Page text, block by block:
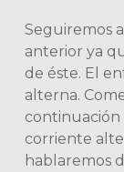
Seguiremos
anterior ya
de éste. El
alterna.
continuación
corriente
hablaremos